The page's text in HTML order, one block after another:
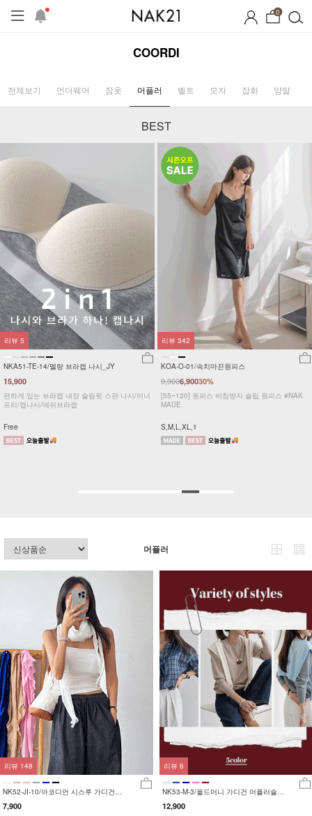
0
시즌오프 1+1 기획세트 자체
COORDI
전체보기 언더웨어 잠옷 머플러 벨트 모자 잡화 양말
BEST
01/속치마끈원피스
30%
원피스 비침방지 슬립 원피스 #NAK
NKA-U-2/똥배보정 속바지
40%
5,900
[44~88] 팬티와 속바지를 한번에! 가볍고 쫀쫀
한 똥배보정 속바지 #NAK MADE.
리뷰738
빈티
리뷰
머플러
NK52-JI-10/아코디언 시스루 가디건
_DY
7,900
리뷰 148
NK53-M-3/올드머니 가디건 머플러숄
_HR
12,900
리뷰 6